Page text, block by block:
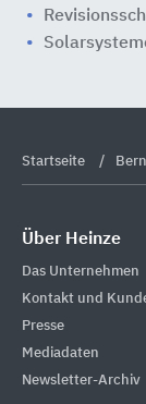
Startseite
Über Heinze
Das Unternehmen
Kontakt und
Presse
Mediadaten
Newsletter-Archiv